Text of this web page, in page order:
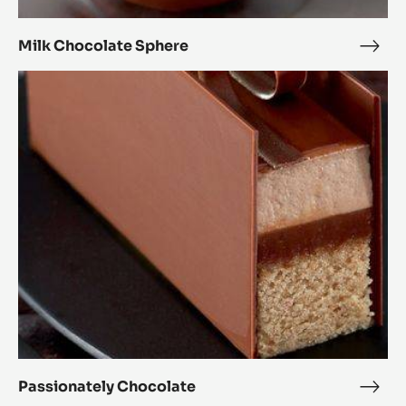
Milk Chocolate Sphere
Milk
Passionately Chocolate
Passionately